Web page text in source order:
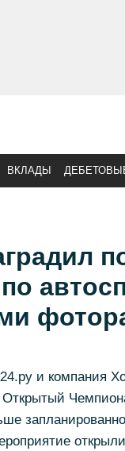
ВКЛАДЫ
и компания